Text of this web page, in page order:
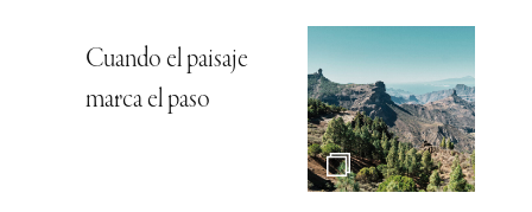
Cuando el paisaje
marca el paso